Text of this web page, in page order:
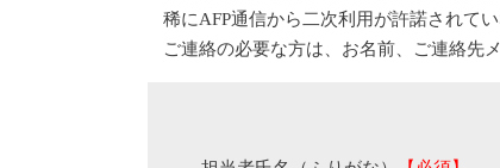
稀にAFP通信から二次利用が許諾されて
ご連絡の必要な方は、お名前、ご連絡先